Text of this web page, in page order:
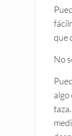
que
No
algo